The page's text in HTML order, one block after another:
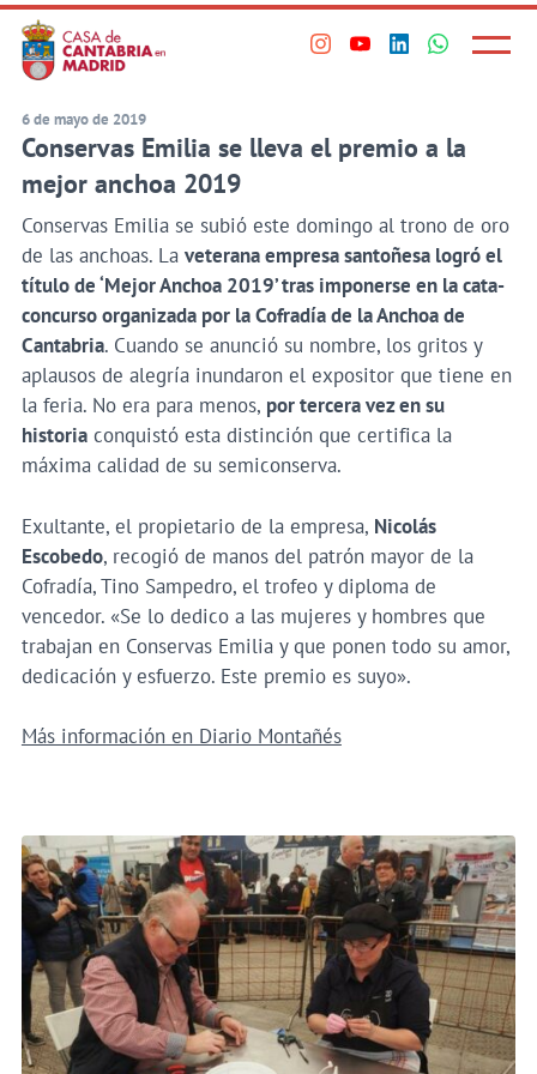
Saltar
al
contenido
principal
Visita
en
Visita
en
Visita
en
Visita
en
Principal
Menú
6 de mayo de 2019
Conservas Emilia se lleva el premio a la
mejor anchoa 2019
Conservas Emilia se subió este domingo al trono de oro
de las anchoas. La veterana empresa santoñesa logró el
título de ‘Mejor Anchoa 2019’ tras imponerse en la cata-
concurso organizada por la Cofradía de la Anchoa de
Cantabria. Cuando se anunció su nombre, los gritos y
aplausos de alegría inundaron el expositor que tiene en
la feria. No era para menos, por tercera vez en su
historiaconquistó esta distinción que certifica la
máxima calidad de su semiconserva.
Exultante, el propietario de la empresa, Nicolás
Escobedo, recogió de manos del patrón mayor de la
Cofradía, Tino Sampedro, el trofeo y diploma de
vencedor. «Se lo dedico a las mujeres y hombres que
trabajan en Conservas Emilia y que ponen todo su amor,
dedicación y esfuerzo. Este premio es suyo».
Más información en Diario Montañés